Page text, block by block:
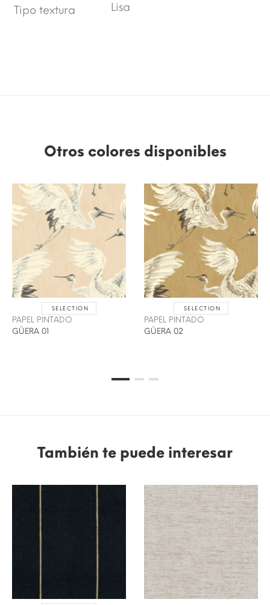
Tipo textura Lisa
Otros colores disponibles
SELECTION
PAPEL PINTADO
GÜERA 01
SELECTION
PAPEL PINTADO
GÜERA 02
También te puede interesar